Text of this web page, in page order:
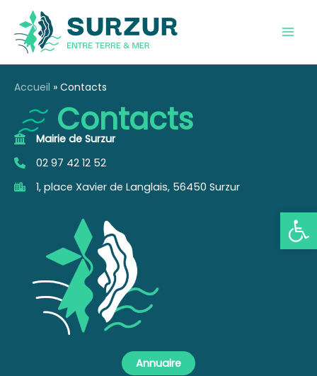
Ouvrir
contenu
Accueil Contacts
Contacts
Mairie de Surzur
02 97 42 12 52
1, place Xavier de Langlais, 56450 Surzur
Annuaire